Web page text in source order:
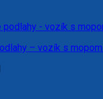
– vozík s